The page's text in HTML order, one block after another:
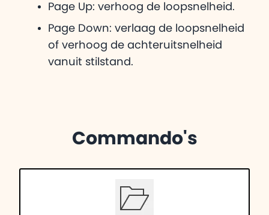
Page Up: verhoog de loopsnelheid.
Page Down: verlaag de loopsnelheid
of verhoog de achteruitsnelheid
vanuit stilstand.
Commando's